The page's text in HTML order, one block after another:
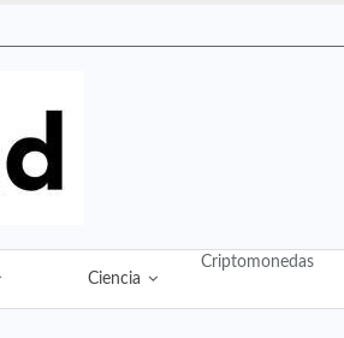
Ciencia
Criptomonedas